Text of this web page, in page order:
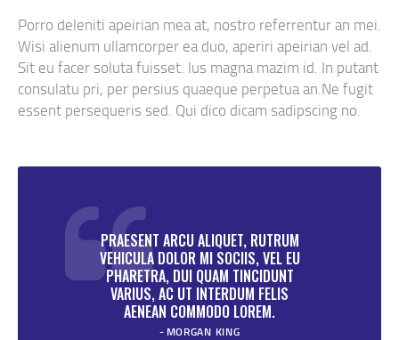
Porro deleniti apeirian mea at, nostro referrentur an mei.
Wisi alienum ullamcorper ea duo, aperiri apeirian vel ad.
Sit eu facer soluta fuisset. Ius magna mazim id. In putant
consulatu pri, per persius quaeque perpetua an.Ne fugit
essent persequeris sed. Qui dico dicam sadipscing no.
PRAESENT ARCU ALIQUET, RUTRUM
VEHICULA DOLOR MI SOCIIS, VEL EU
PHARETRA, DUI QUAM TINCIDUNT
VARIUS, AC UT INTERDUM FELIS
AENEAN COMMODO LOREM.
MORGAN KING